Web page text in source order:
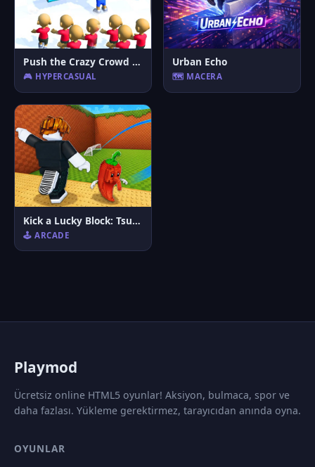
Push the Crazy Crowd : Stickman Clash 3D
🎮 HYPERCASUAL
Urban Echo
🗺️ MACERA
Kick a Lucky Block: Tsunami Football
🕹️ ARCADE
Playmod
Ücretsiz online HTML5 oyunlar! Aksiyon, bulmaca, spor ve
daha fazlası. Yükleme gerektirmez, tarayıcıdan anında oyna.
OYUNLAR